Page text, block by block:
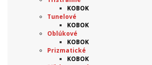
KOBOK
Tunelové
KOBOK
Oblúkové
KOBOK
Prizmatické
KOBOK